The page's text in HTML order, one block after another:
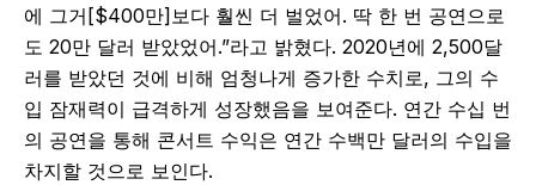
에 그거[$400만]보다 훨씬 더 벌었어. 딱 한 번 공연으로
도 20만 달러 받았었어.”라고 밝혔다. 2020년에 2,500달
러를 받았던 것에 비해 엄청나게 증가한 수치로, 그의 수
입 잠재력이 급격하게 성장했음을 보여준다. 연간 수십 번
의 공연을 통해 콘서트 수익은 연간 수백만 달러의 수입을
차지할 것으로 보인다.